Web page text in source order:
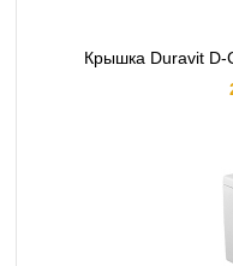
Крышка Duravit D-